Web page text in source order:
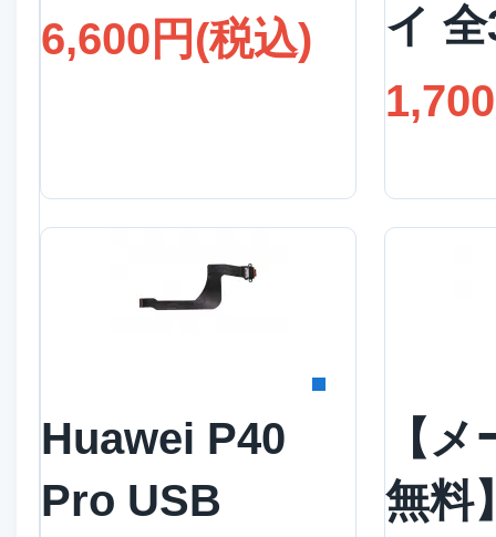
6,600円(税込)
イ
Huawei P40
Pro USB
【
無料